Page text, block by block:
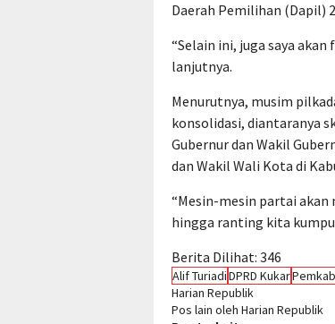
Daerah Pemilihan (Dapil)
“Selain ini, juga saya
lanjutnya.
Menurutnya, musim
konsolidasi, diantaranya
Gubernur dan Wakil
dan Wakil Wali Kota di
“Mesin-mesin partai
hingga ranting kita
Berita Dilihat: 346
Alif TuriadiDPRD Kukar
Harian Republik
Pos lain oleh Harian Republik